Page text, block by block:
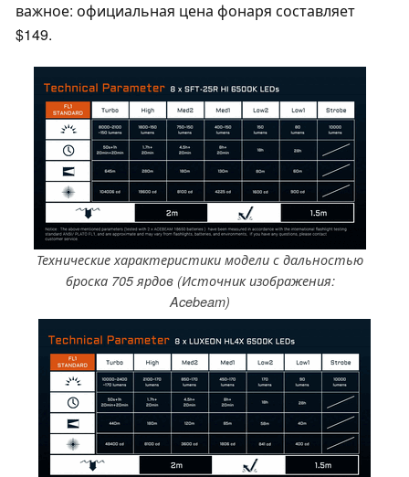
важное: официальная цена фонаря составляет
$149.
Технические характеристики модели с дальностью
броска 705 ярдов (Источник изображения:
Acebeam)